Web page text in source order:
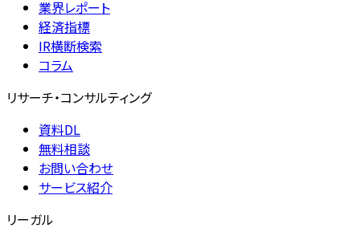
業界レポート
経済指標
IR横断検索
コラム
リサーチ・コンサルティング
資料DL
無料相談
お問い合わせ
サービス紹介
リーガル